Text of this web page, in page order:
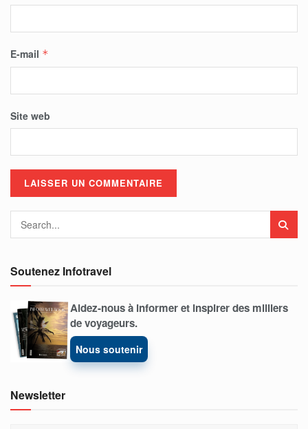
E-mail *
Site web
Soutenez Infotravel
Aidez-nous à informer et inspirer des milliers
de voyageurs.
Nous soutenir
Newsletter